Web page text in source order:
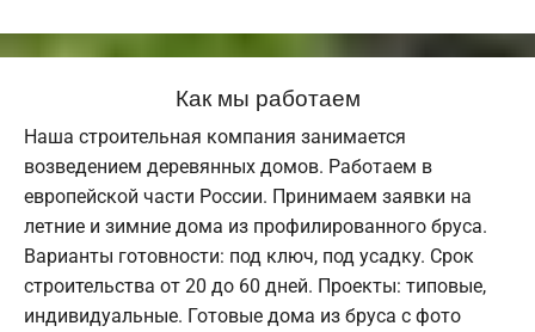
Как мы работаем
Наша строительная компания занимается
возведением деревянных домов. Работаем в
европейской части России. Принимаем заявки на
летние и зимние дома из профилированного бруса.
Варианты готовности: под ключ, под усадку. Срок
строительства от 20 до 60 дней. Проекты: типовые,
индивидуальные. Готовые дома из бруса с фото